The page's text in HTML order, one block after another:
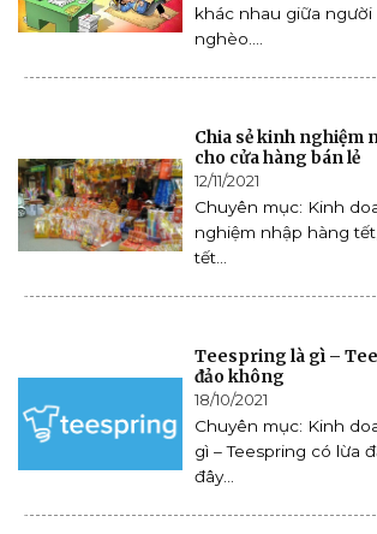
khác nhau giữa người
nghèo....
Chia sẻ kinh nghiệm
cho cửa hàng bán lẻ
12/11/2021
Chuyên mục: Kinh
nghiệm nhập hàng
tết...
Teespring là gì –
đảo không
18/10/2021
Chuyên mục: Kinh
gì – Teespring có lừa
đây...